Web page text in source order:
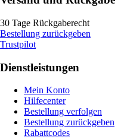
30 Tage Rückgaberecht
Bestellung zurückgeben
Trustpilot
Dienstleistungen
Mein Konto
Hilfecenter
Bestellung verfolgen
Bestellung zurückgeben
Rabattcodes